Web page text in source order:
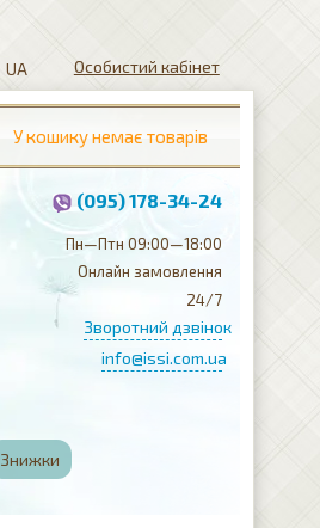
Знижки
Особистий кабінет
(095) 178-34-24
Пн—Птн 09:00—18:00
Онлайн замовлення
24/7
Зворотний дзвінок
info@issi.com.ua